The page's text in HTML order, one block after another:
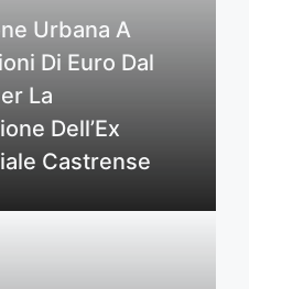
Urbana A
Di Euro Dal
La
Dell’Ex
Castrense